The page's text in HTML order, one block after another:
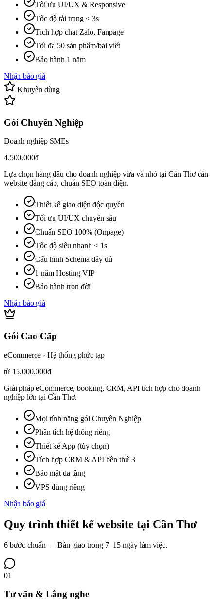
Tối ưu UI/UX & Responsive
Tốc độ tải trang < 3s
Tích hợp chat Zalo, Fanpage
Tối đa 50 sản phẩm/bài viết
Bảo hành 1 năm
Nhận báo giá
Khuyên dùng
Gói Chuyên Nghiệp
Doanh nghiệp SMEs
4.500.000đ
Lựa chọn hàng đầu cho doanh nghiệp vừa và nhỏ tại Cần Thơ cần
website đẳng cấp, chuẩn SEO toàn diện.
Thiết kế giao diện độc quyền
Tối ưu UI/UX chuyên sâu
Chuẩn SEO 100% (Onpage)
Tốc độ siêu nhanh < 1s
Cấu hình Schema đầy đủ
1 năm Hosting VIP
Bảo hành trọn đời
Nhận báo giá
Gói Cao Cấp
eCommerce · Hệ thống phức tạp
từ 15.000.000đ
Giải pháp eCommerce, booking, CRM, API tích hợp cho doanh
nghiệp lớn tại Cần Thơ.
Mọi tính năng gói Chuyên Nghiệp
Phân tích hệ thống riêng
Thiết kế App (tùy chọn)
Tích hợp CRM & API bên thứ 3
Bảo mật đa tầng
VPS dùng riêng
Nhận báo giá
Quy trình thiết kế website tại Cần Thơ
6 bước chuẩn — Bàn giao trong 7–15 ngày làm việc.
01
Tư vấn & Lắng nghe